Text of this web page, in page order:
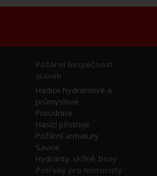
Požární bezpečnost
staveb
Hadice hydrantové a
průmyslové
Proudnice
Hasící přístroje
Požární armatury
Savice
Hydranty, skříně, boxy
Potřeby pro motoristy